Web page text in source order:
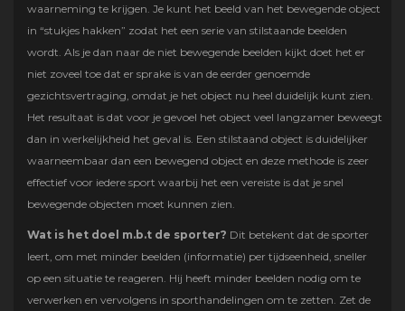
waarneming te krijgen. Je kunt het beeld van het bewegende object
in “stukjes hakken” zodat het een serie van stilstaande beelden
wordt. Als je dan naar de niet bewegende beelden kijkt doet het er
niet zoveel toe dat er sprake is van de eerder genoemde
gezichtsvertraging, omdat je het object nu heel duidelijk kunt zien.
Het resultaat is dat voor je gevoel het object veel langzamer beweegt
dan in werkelijkheid het geval is. Een stilstaand object is duidelijker
waarneembaar dan een bewegend object en deze methode is zeer
effectief voor iedere sport waarbij het een vereiste is dat je snel
bewegende objecten moet kunnen zien.
Wat is het doel m.b.t de sporter? Dit betekent dat de sporter
leert, om met minder beelden (informatie) per tijdseenheid, sneller
op een situatie te reageren. Hij heeft minder beelden nodig om te
verwerken en vervolgens in sporthandelingen om te zetten. Zet de